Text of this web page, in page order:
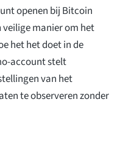
openen bij Bitcoin
veilige manier om het
het het doet in de
account stelt
van het
te observeren zonder